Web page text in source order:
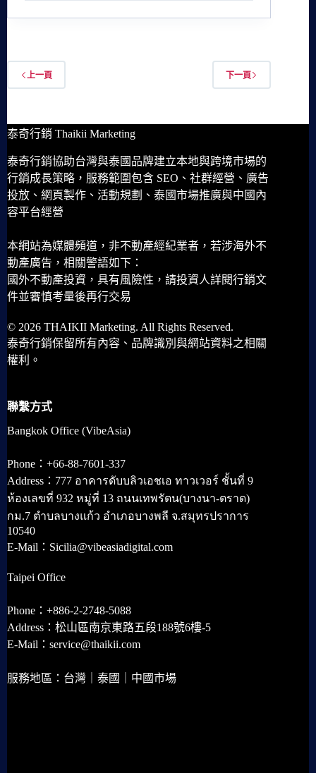
上一頁 下一頁
泰奇行銷 Thaikii Marketing
泰奇行銷協助台灣與泰國品牌建立本地與跨境市場的
行銷成長策略，服務範圍包含 SEO、社群經營、廣告
投放、網頁製作、活動規劃、泰國市場推廣與中國內
容平台經營
本網站為媒體頻道，非不動產經紀業者，若涉海外不
動產廣告，相關警語如下：
國外不動產投資，具有風險性，請投資人詳閱行銷文
件並審慎考量後再行交易
© 2026 THAIKII Marketing. All Rights Reserved.
泰奇行銷保留所有內容、品牌識別與網站資料之相關
權利。
聯繫方式
Bangkok Office (VibeAsia)
Phone：+66-88-7601-337
Address：777 อาคารดับบลิวเอชเอ ทาวเวอร์ ชั้นที่ 9
ห้องเลขที่ 932 หมู่ที่ 13 ถนนเทพรัตน(บางนา-ตราด)
กม.7 ตำบลบางแก้ว อำเภอบางพลี จ.สมุทรปราการ
10540
E-Mail：Sicilia@vibeasiadigital.com
Taipei Office
Phone：+886-2-2748-5088
Address：松山區南京東路五段188號6樓-5
E-Mail：service@thaikii.com
服務地區：台灣｜泰國｜中國市場